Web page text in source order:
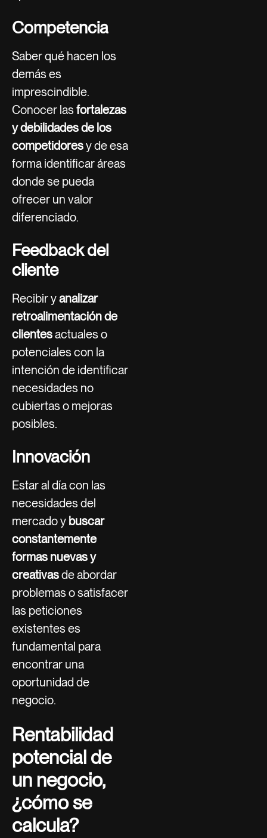
Competencia
Saber qué hacen los
demás es
imprescindible.
Conocer las fortalezas
y debilidades de los
competidoresy de esa
forma identificar áreas
donde se pueda
ofrecer un valor
diferenciado.
Feedback del
cliente
Recibir yanalizar
retroalimentación de
clientesactuales o
potenciales con la
intención de identificar
necesidades no
cubiertas o mejoras
posibles.
Innovación
Estar al día con las
necesidades del
mercado y buscar
constantemente
formas nuevas y
creativasde abordar
problemas o satisfacer
las peticiones
existentes es
fundamental para
encontrar una
oportunidad de
negocio.
Rentabilidad
potencial de
un negocio,
¿cómo se
calcula?